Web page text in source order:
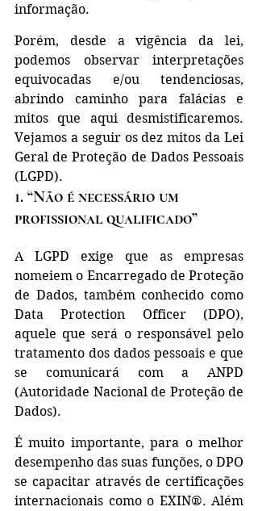
informação.
Porém, desde a vigência da lei,
podemos observar interpretações
equivocadas e/ou tendenciosas,
abrindo caminho para falácias e
mitos que aqui desmistificaremos.
Vejamos a seguir os dez mitos da Lei
Geral de Proteção de Dados Pessoais
(LGPD).
1. “Não é necessário um
profissional qualificado”
A LGPD exige que as empresas
nomeiem o Encarregado de Proteção
de Dados, também conhecido como
Data Protection Officer (DPO),
aquele que será o responsável pelo
tratamento dos dados pessoais e que
se comunicará com a ANPD
(Autoridade Nacional de Proteção de
Dados).
É muito importante, para o melhor
desempenho das suas funções, o DPO
se capacitar através de certificações
internacionais como o EXIN®. Além